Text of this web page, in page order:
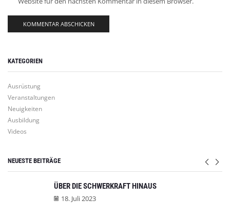
KATEGORIEN
Ausrüstung
Veranstaltungen
Neuigkeiten
Ausbildung
Videos
NEUESTE BEITRÄGE
ÜBER DIE SCHWERKRAFT HINAUS
18. Juli 2023